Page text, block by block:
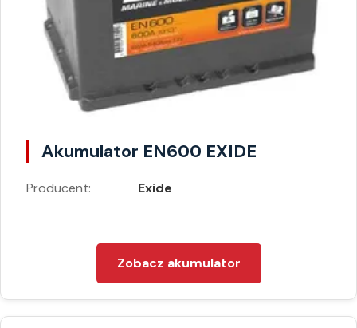
Akumulator EN600 EXIDE
Producent: Exide
Zobacz akumulator